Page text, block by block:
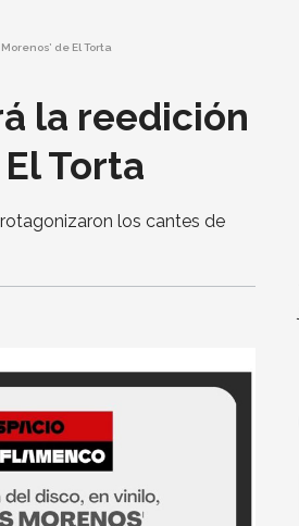
de El Torta
la reedición
Torta
los cantes de